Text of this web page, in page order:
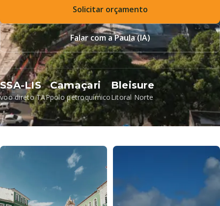
Solicitar orçamento
Falar com a Paula (IA)
SSA-LIS
voo direto TAP
Camaçari
polo petroquímico
Bleisure
Litoral Norte